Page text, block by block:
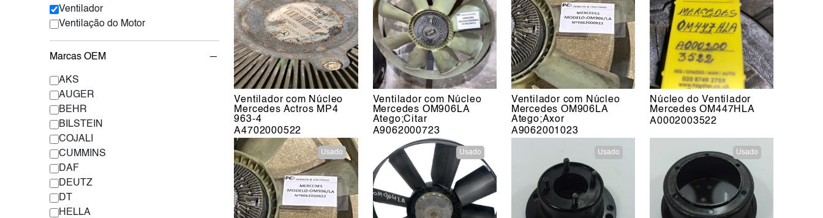
Ventilador
Ventilação do Motor
Marcas OEM
AKS
AUGER
BEHR
BILSTEIN
COJALI
CUMMINS
DAF
DEUTZ
DT
HELLA
Ventilador com Núcleo
Mercedes Actros MP4
963-4
A4702000522
Ventilador com Núcleo
Mercedes OM906LA
Atego;Citar
A9062000723
Ventilador com Núcleo
Mercedes OM906LA
Atego;Axor
A9062001023
Núcleo do Ventilador
Mercedes OM447HLA
A0002003522
Usado Usado Usado Usado